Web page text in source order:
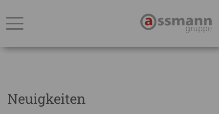
Neuigkeiten